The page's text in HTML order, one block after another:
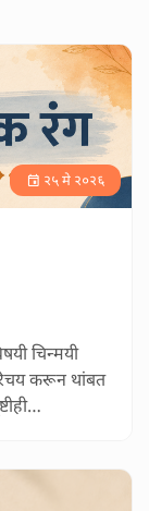
२५ मे २०२६
चिन्मयी
करून थांबत
स्पर्शून